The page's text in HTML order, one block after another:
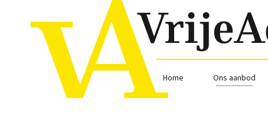
Home Ons aanbod